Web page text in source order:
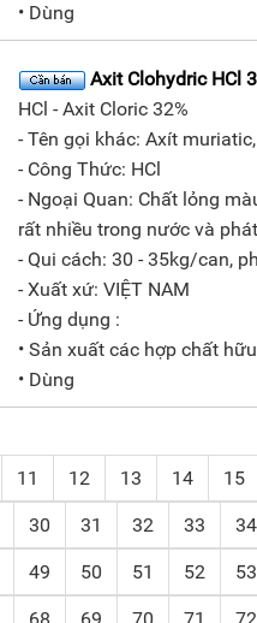
• Dùng
Axit Clohydric HCl
HCl - Axit Cloric 32%
- Tên gọi khác: Axít
- Công Thức: HCl
- Ngoại Quan: Chất lỏng
rất nhiều trong nước và
- Qui cách: 30 - 35kg/can,
- Xuất xứ: VIỆT NAM
- Ứng dụng :
• Sản xuất các hợp chất
• Dùng
11 12 13 14 15
30 31 32 33 34
49 50 51 52 53